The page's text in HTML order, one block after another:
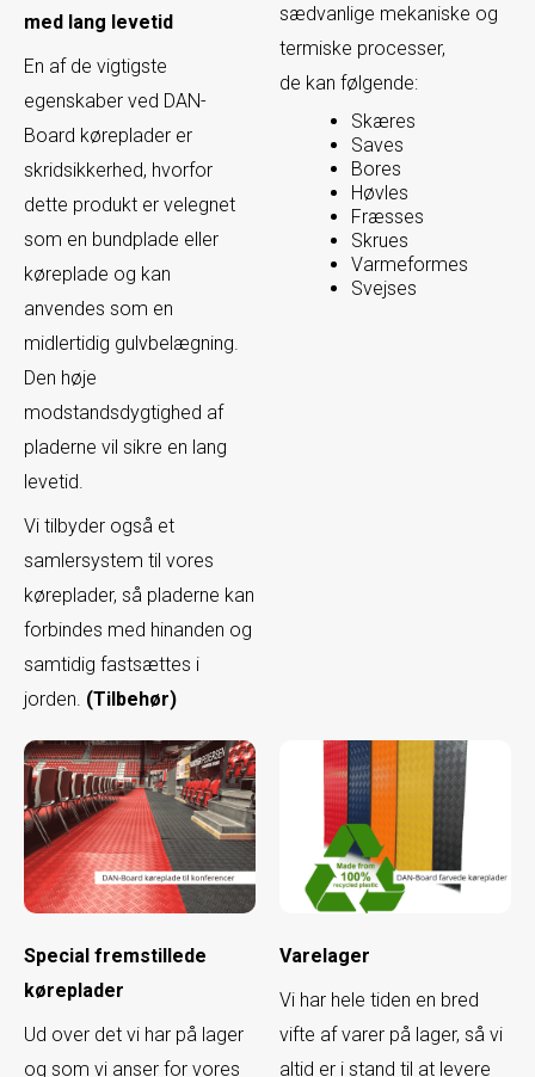
med lang levetid
En af de vigtigste
egenskaber ved DAN-
Board køreplader er
skridsikkerhed, hvorfor
dette produkt er velegnet
som en bundplade eller
køreplade og kan
anvendes som en
midlertidig gulvbelægning.
Den høje
modstandsdygtighed af
pladerne vil sikre en lang
levetid.​​
Vi tilbyder også et
samlersystem til vores
køreplader, så pladerne kan
forbindes med hinanden og
samtidig fastsættes i
jorden. (Tilbehør)​​
sædvanlige mekaniske og
termiske processer,
​de kan følgende:
Skæres
Saves
Bores
Høvles
Fræsses
Skrues
Varmeformes
Svejses
Special fremstillede
køreplader
Ud over det vi har på lager
og som vi anser for vores
Varelager
Vi har hele tiden en bred
vifte af varer på lager, så vi
altid er i stand til at levere